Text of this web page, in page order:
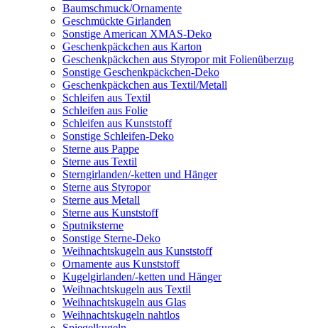
Baumschmuck/Ornamente
Geschmückte Girlanden
Sonstige American XMAS-Deko
Geschenkpäckchen aus Karton
Geschenkpäckchen aus Styropor mit Folienüberzug
Sonstige Geschenkpäckchen-Deko
Geschenkpäckchen aus Textil/Metall
Schleifen aus Textil
Schleifen aus Folie
Schleifen aus Kunststoff
Sonstige Schleifen-Deko
Sterne aus Pappe
Sterne aus Textil
Sterngirlanden/-ketten und Hänger
Sterne aus Styropor
Sterne aus Metall
Sterne aus Kunststoff
Sputniksterne
Sonstige Sterne-Deko
Weihnachtskugeln aus Kunststoff
Ornamente aus Kunststoff
Kugelgirlanden/-ketten und Hänger
Weihnachtskugeln aus Textil
Weihnachtskugeln aus Glas
Weihnachtskugeln nahtlos